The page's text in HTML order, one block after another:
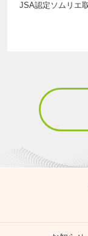
JSA認定ソムリエ